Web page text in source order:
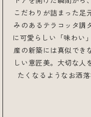
こだわりが詰まった足
みのあるテラコッタ調
に可愛らしい「味わい
産の新築には真似でき
しい意匠美。大切な人
たくなるようなお洒